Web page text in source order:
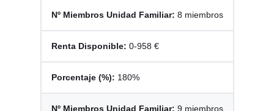
8 miembros
0-958 €
180%
9 miembros